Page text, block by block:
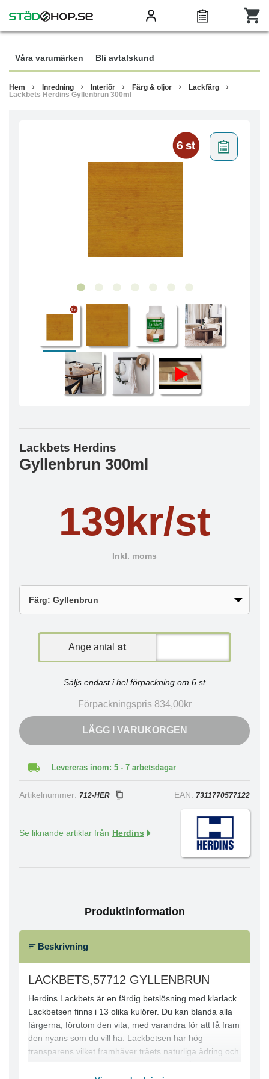
Våra varumärken Bli avtalskund
Hem Inredning Interiör Färg & oljor
Lackfärg
Lackbets Herdins Gyllenbrun 300ml
Lackbets Herdins
Gyllenbrun 300ml
139kr/st
Inkl. moms
Ange antal st
Säljs endast i hel förpackning om 6 st
Förpackningspris 834,00kr
LÄGG I VARUKORGEN
Levereras inom: 5 - 7 arbetsdagar
Artikelnummer: 712-HER EAN: 7311770577122
Se liknande artiklar från Herdins
Produktinformation
Beskrivning
LACKBETS,57712 GYLLENBRUN
Herdins Lackbets är en färdig betslösning med klarlack.
Lackbetsen finns i 13 olika kulörer. Du kan blanda alla
färgerna, förutom den vita, med varandra för att få fram
den nyans som du vill ha. Lackbetsen har hög
transparens vilket framhäver tråets naturliga ådring och